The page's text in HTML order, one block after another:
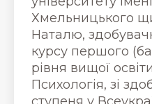
Хмельницького
Наталю,
курсу першого
рівня вищої
Психологія, зі